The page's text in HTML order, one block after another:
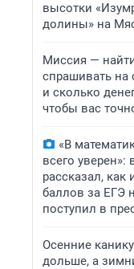
высотки
долины» на
Миссия —
спрашивать на
и сколько
чтобы вас
«В
всего уверен»:
рассказал, как
баллов за ЕГЭ
поступил в
Осенние
дольше, а